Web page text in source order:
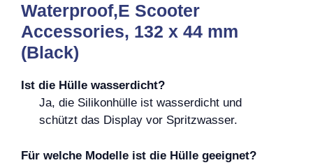
Waterproof,E Scooter
Accessories, 132 x 44 mm
(Black)
Ist die Hülle wasserdicht?
Ja, die Silikonhülle ist wasserdicht und
schützt das Display vor Spritzwasser.
Für welche Modelle ist die Hülle geeignet?